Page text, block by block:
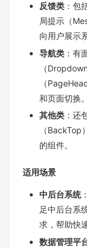
反馈类 ：包
局提示（
向用户展示
导航类 ：有
（
（
和页面切换。
其他类 ：还
（
的组件。
适用场景
中后台系统
足中后台系
求，帮助快
数据管理平